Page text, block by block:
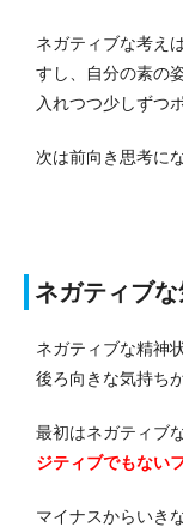
ネガティブな考え
すし、自分の素の
入れつつ少しずつ
次は前向き思考に
ネガティブ
ネガティブな精神
後ろ向きな気持ち
最初はネガティブ
ジティブでもない
マイナスからいき